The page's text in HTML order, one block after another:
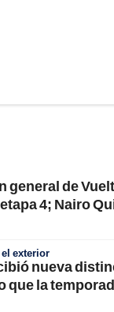
general de
4; Nairo
exterior
nueva
que la